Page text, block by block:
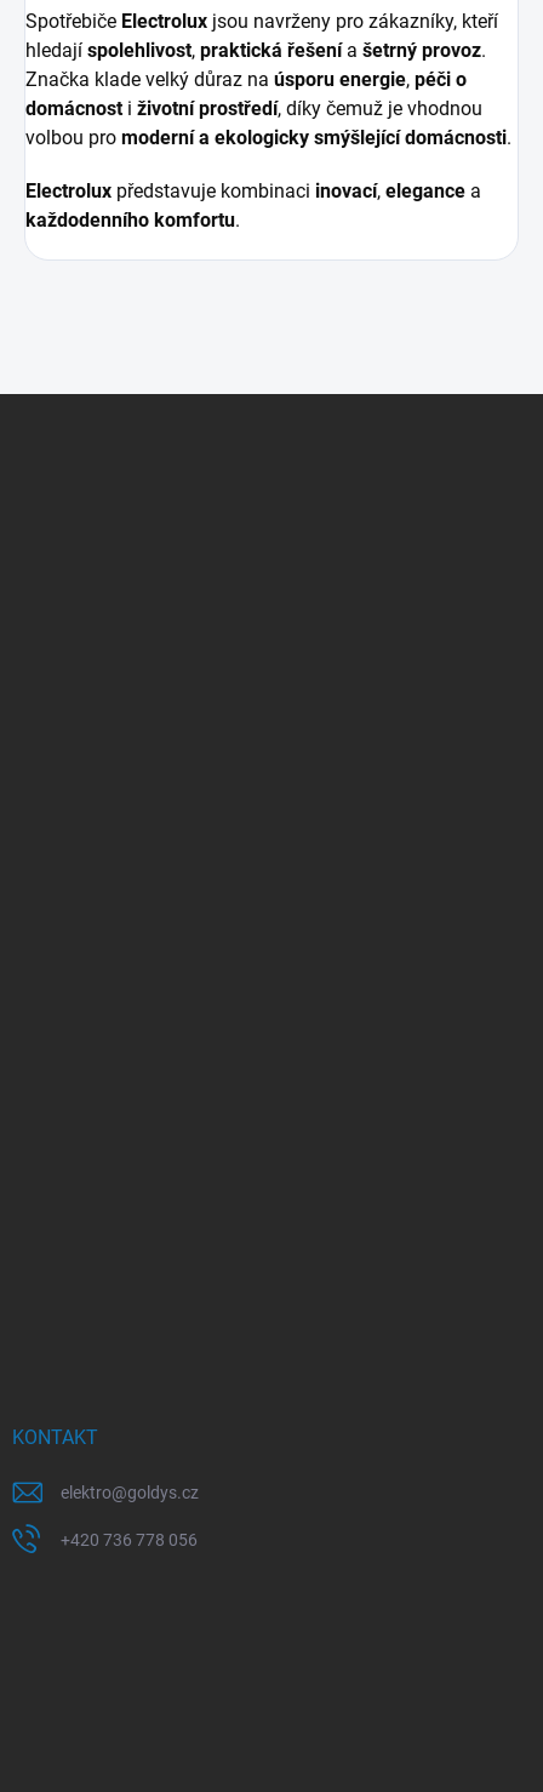
Spotřebiče Electrolux jsou navrženy pro zákazníky, kteří
hledají spolehlivost, praktická řešenía šetrný provoz.
Značka klade velký důraz na úsporu energie, péči o
domácnosti životní prostředí, díky čemuž je vhodnou
volbou pro moderní a ekologicky smýšlející domácnosti.
Electrolux představuje kombinaci inovací, elegance a
každodenního komfortu.
KONTAKT
elektro@goldys.cz
+420 736 778 056